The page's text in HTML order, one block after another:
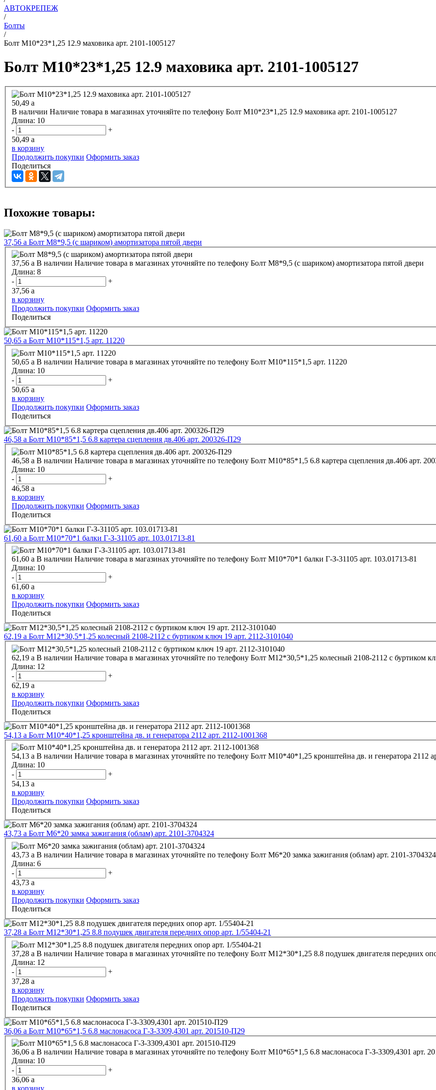
АВТОКРЕПЕЖ
/
Болты
/
Болт М10*23*1,25 12.9 маховика арт. 2101-1005127
Болт М10*23*1,25 12.9 маховика арт. 2101-1005127
50,49 a
В наличии Наличие товара в магазинах уточняйте по телефону
Болт М10*23*1,25 12.9 маховика арт. 2101-1005127
Длина: 10
-
+
50,49 a
в корзину
Продолжить покупки Оформить заказ
Поделиться
Похожие товары:
37,56 a Болт М8*9,5 (с шариком) амортизатора пятой двери
37,56 a В наличии Наличие товара в магазинах уточняйте по телефону Болт М8*9,5 (с шариком) амортизатора пятой двери
Длина: 8
-
+
37,56 a
в корзину
Продолжить покупки Оформить заказ
Поделиться
50,65 a Болт М10*115*1,5 арт. 11220
50,65 a В наличии Наличие товара в магазинах уточняйте по телефону
Болт М10*115*1,5 арт. 11220
Длина: 10
-
+
50,65 a
в корзину
Продолжить покупки Оформить заказ
Поделиться
46,58 a Болт М10*85*1,5 6.8 картера сцепления дв.406 арт. 200326-П29
46,58 a В наличии Наличие товара в магазинах уточняйте по телефону
Болт М10*85*1,5 6.8 картера
Длина: 10
-
+
46,58 a
в корзину
Продолжить покупки Оформить заказ
Поделиться
61,60 a Болт М10*70*1 балки Г-З-31105 арт. 103.01713-81
61,60 a В наличии Наличие товара в магазинах уточняйте по телефону
Болт М10*70*1 балки Г-З-31105 арт. 103.01713-81
Длина: 10
-
+
61,60 a
в корзину
Продолжить покупки Оформить заказ
Поделиться
62,19 a Болт М12*30,5*1,25 колесный 2108-2112 с буртиком ключ 19 арт. 2112-3101040
62,19 a В наличии Наличие товара в магазинах уточняйте по телефону
Длина: 12
-
+
62,19 a
в корзину
Продолжить покупки Оформить заказ
Поделиться
54,13 a Болт М10*40*1,25 кронштейна дв. и генератора 2112 арт. 2112-1001368
54,13 a В наличии Наличие товара в магазинах уточняйте по телефону
Болт
Длина: 10
-
+
54,13 a
в корзину
Продолжить покупки Оформить заказ
Поделиться
43,73 a Болт М6*20 замка зажигания (облам) арт. 2101-3704324
43,73 a В наличии Наличие товара в магазинах уточняйте по телефону
Болт М6*20 замка зажигания (облам) арт. 2101-3704324
Длина: 6
-
+
43,73 a
в корзину
Продолжить покупки Оформить заказ
Поделиться
37,28 a Болт М12*30*1,25 8.8 подушек двигателя передних опор арт. 1/55404-21
37,28 a В наличии Наличие товара в магазинах уточняйте по телефону
Длина: 12
-
+
37,28 a
в корзину
Продолжить покупки Оформить заказ
Поделиться
36,06 a Болт М10*65*1,5 6.8 маслонасоса Г-З-3309,4301 арт. 201510-П29
36,06 a В наличии Наличие товара в магазинах уточняйте по телефону
Болт М10*65*1,5 6.8
Длина: 10
-
+
36,06 a